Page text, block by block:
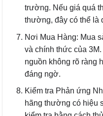
trường. Nếu giá quá
thường, đây có thể là
Nơi Mua Hàng: Mua
và chính thức của
nguồn không rõ ràng
đáng ngờ.
Kiểm tra Phản ứng
hãng thường có hiệu